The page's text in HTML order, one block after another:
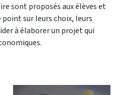
sont proposés aux élèves et
sur leurs choix, leurs
à élaborer un projet qui